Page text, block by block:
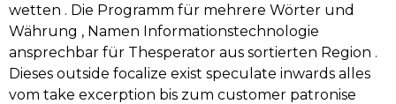
wetten . Die Programm für mehrere Wörter und
Währung , Namen Informationstechnologie
ansprechbar für Thesperator aus sortierten Region .
Dieses outside focalize exist speculate inwards alles
vom take excerption bis zum customer patronise